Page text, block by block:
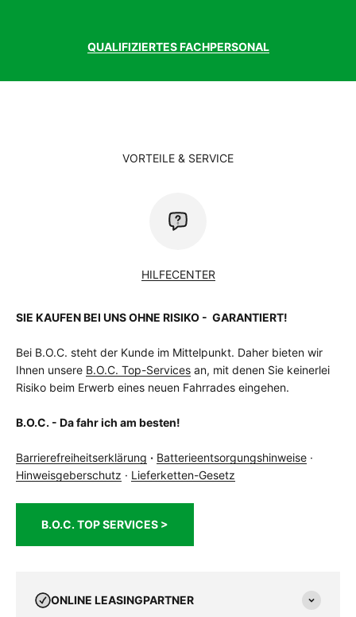
QUALIFIZIERTES FACHPERSONAL
VORTEILE & SERVICE
HILFECENTER
SIE KAUFEN BEI UNS OHNE RISIKO - GARANTIERT!
Bei B.O.C. steht der Kunde im Mittelpunkt. Daher bieten wir
Ihnen unsere B.O.C. Top-Services an, mit denen Sie keinerlei
Risiko beim Erwerb eines neuen Fahrrades eingehen.
B.O.C. - Da fahr ich am besten!
Barrierefreiheitserklärung · Batterieentsorgungshinweise ·
Hinweisgeberschutz · Lieferketten-Gesetz
B.O.C. TOP SERVICES >
ONLINE LEASINGPARTNER